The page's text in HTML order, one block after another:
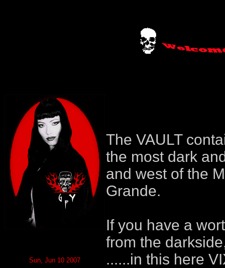
Sun, Jun 10 2007
The VAULT
the most dark
and west of the
Grande.
If you have a
from the
......in this here